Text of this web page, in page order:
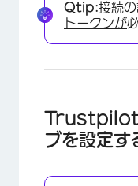
Qtip:接続
トークンが
Trustpilot
ブを設定す